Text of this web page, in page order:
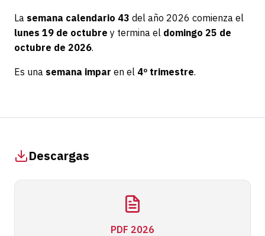
La semana calendario 43 del año 2026 comienza el
lunes 19 de octubre y termina el domingo 25 de
octubre de 2026.
Es una semana impar en el 4º trimestre.
Descargas
PDF 2026